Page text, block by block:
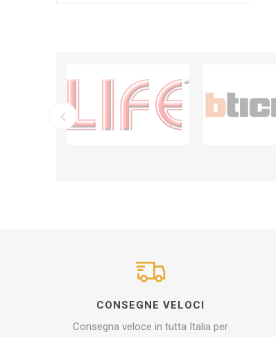
CONSEGNE VELOCI
Consegna veloce in tutta Italia per